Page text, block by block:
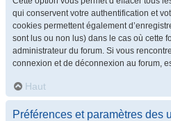
qui conservent votre authentification et
cookies permettent également
sont lus ou non lus) dans le cas où cette
administrateur du forum. Si vous
connexion et de déconnexion au forum,
Haut
Préférences et paramètres des